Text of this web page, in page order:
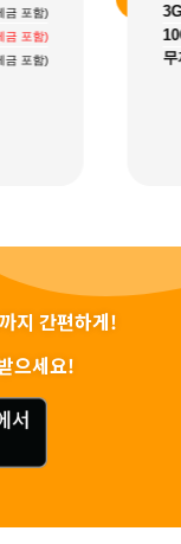
금 포함)
금 포함)
금 포함)
지 간편하게!
으세요!